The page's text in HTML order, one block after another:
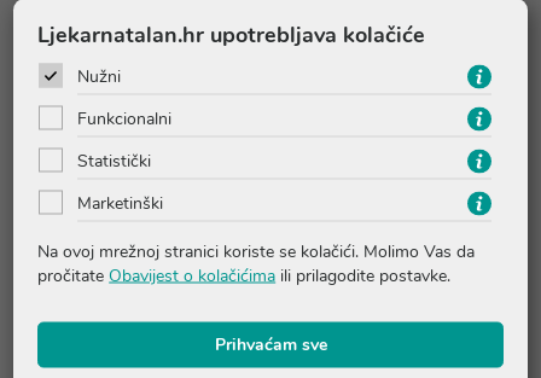
Aktivni sastojci
Upute o proizvodu
Pitanja i odgovori
Ljekarnatalan.hr upotrebljava kolačiće
Nužni
Funkcionalni
Statistički
Marketinški
Na ovoj mrežnoj stranici koriste se kolačići. Molimo Vas da
pročitate Obavijest o kolačićima ili prilagodite postavke.
Prihvaćam sve